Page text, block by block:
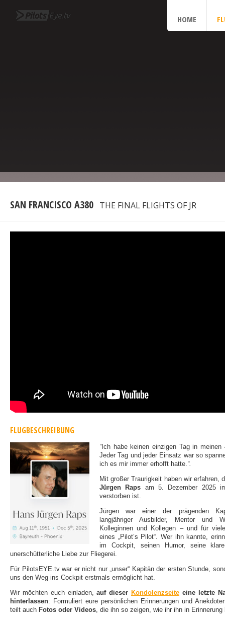
HOME
SAN FRANCISCO A380 THE FINAL FLIGHTS OF JR
FLUGBESCHREIBUNG
“Ich habe keinen einzigen Tag in meinen
Jeder Tag und jeder Einsatz war so
ich es mir immer erhofft hatte.“.
Mit großer Traurigkeit haben wir erfahren,
Jürgen Raps am 5. Dezember 2025
verstorben ist.
Jürgen war einer der prägenden
langjähriger Ausbilder, Mentor und
Kolleginnen und Kollegen – und für
eines „Pilot’s Pilot“. Wer ihn kannte,
im Cockpit, seinen Humor, seine
unerschütterliche Liebe zur Fliegerei.
Für PilotsEYE.tv war er nicht nur „unser“ Kapitän der ersten Stunde,
uns den Weg ins Cockpit erstmals ermöglicht hat.
Wir möchten euch einladen,auf dieser Kondolenzseite eine letzte
hinterlassen: Formuliert eure persönlichen Erinnerungen und
teilt auch Fotos oder Videos, die ihn so zeigen, wie ihr ihn in Erinnerung